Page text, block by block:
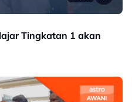
Tingkatan 1 akan